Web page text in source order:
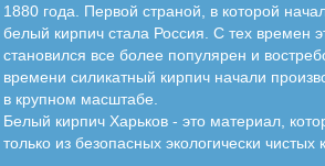
1880 года. Первой страной, в которой
белый кирпич стала Россия. С тех времен
становился все более популярен и
времени силикатный кирпич начали
в крупном масштабе.
Белый кирпич Харьков - это материал,
только из безопасных экологически чистых